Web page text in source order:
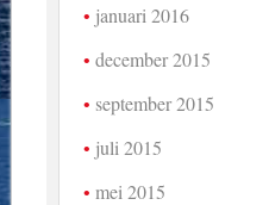
januari 2016
december 2015
september 2015
juli 2015
mei 2015